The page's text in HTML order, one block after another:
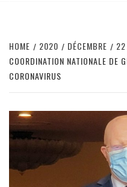
HOME 2020 DÉCEMBRE 22
COORDINATION NATIONALE DE
CORONAVIRUS